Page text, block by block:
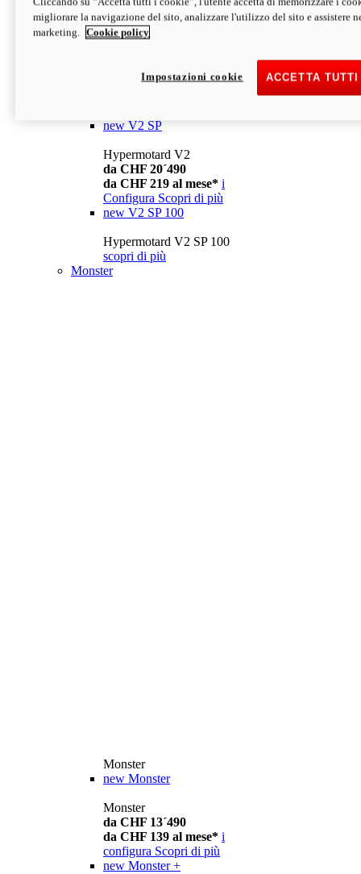
da CHF 13´990
Configura Scopri di più
newV2
da CHF 15´990
new V2 SP
Hypermotard V2
da CHF 20´490
da CHF 219 al mese* i
Configura Scopri di più
new V2 SP 100
Hypermotard V2 SP 100
scopri di più
Monster
Monster
new Monster
Monster
da CHF 13´490
da CHF 139 al mese* i
configura Scopri di più
new Monster +
migliorare la navigazione del sito, analizzare l'utilizzo del sito e assistere
marketing.
Cookie policy
ACCETTA
Impostazioni cookie